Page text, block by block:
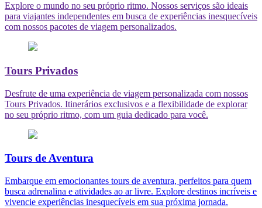
Explore o mundo no seu próprio ritmo. Nossos serviços são ideais
para viajantes independentes em busca de experiências inesquecíveis
com nossos pacotes de viagem personalizados.
Tours Privados
Desfrute de uma experiência de viagem personalizada com nossos
Tours Privados. Itinerários exclusivos e a flexibilidade de explorar
no seu próprio ritmo, com um guia dedicado para você.
Tours de Aventura
Embarque em emocionantes tours de aventura, perfeitos para quem
busca adrenalina e atividades ao ar livre. Explore destinos incríveis e
vivencie experiências inesquecíveis em sua próxima jornada.